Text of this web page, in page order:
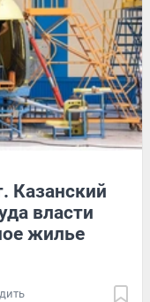
Казанский
власти
жилье